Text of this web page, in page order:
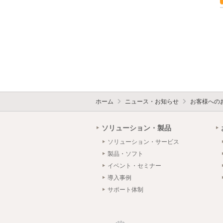
ホーム ニュース・お知らせ お客様への
ソリューション・製品
ソリューション・サービス
製品・ソフト
イベント・セミナー
導入事例
サポート体制